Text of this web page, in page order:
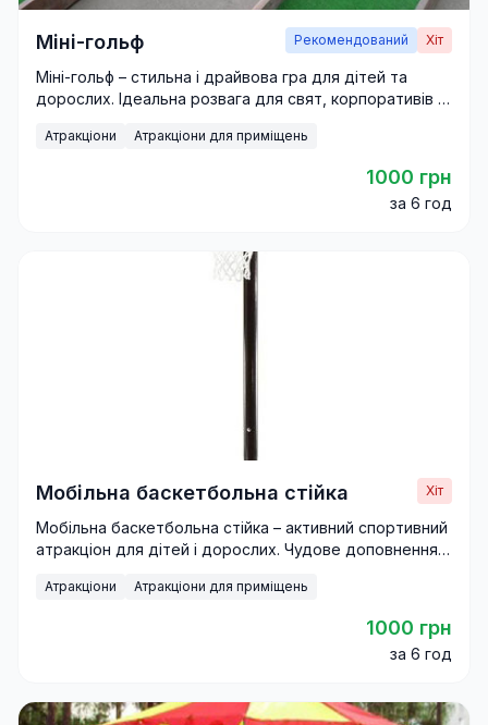
Міні-гольф Рекомендований Хіт
Міні-гольф – стильна і драйвова гра для дітей та
дорослих. Ідеальна розвага для свят, корпоративів і
Атракціони Атракціони для приміщень
1000 грн
за 6 год
Мобільна баскетбольна стійка Хіт
Мобільна баскетбольна стійка – активний спортивний
атракціон для дітей і дорослих. Чудове доповнення
Атракціони Атракціони для приміщень
1000 грн
за 6 год